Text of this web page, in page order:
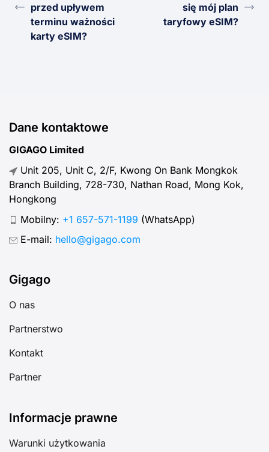
przed upływem
terminu ważności
karty eSIM?
się mój plan
taryfowy eSIM?
Dane kontaktowe
GIGAGO Limited
Unit 205, Unit C, 2/F, Kwong On Bank Mongkok
Branch Building, 728-730, Nathan Road, Mong Kok,
Hongkong
Mobilny: +1 657-571-1199 (WhatsApp)
E-mail: hello@gigago.com
Gigago
O nas
Partnerstwo
Kontakt
Partner
Informacje prawne
Warunki użytkowania